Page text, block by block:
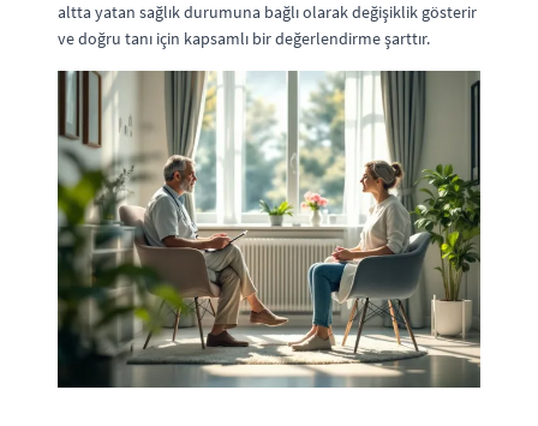
altta yatan sağlık durumuna bağlı olarak değişiklik gösterir
ve doğru tanı için kapsamlı bir değerlendirme şarttır.